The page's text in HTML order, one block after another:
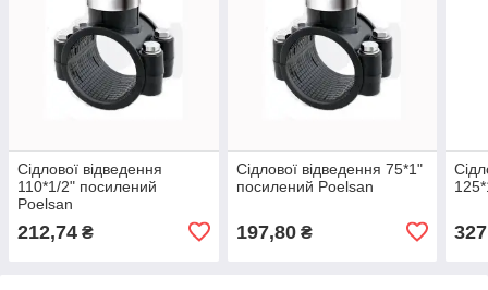
Сідлової відведення
110*1/2" посилений
Poelsan
212,74 ₴
Сідлової відведення 75*1"
посилений Poelsan
197,80₴